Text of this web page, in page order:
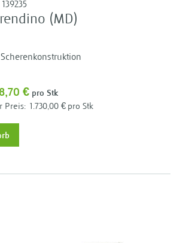
139235
(MD)
€ pro Stk
Preis: 1.730,00 € pro Stk